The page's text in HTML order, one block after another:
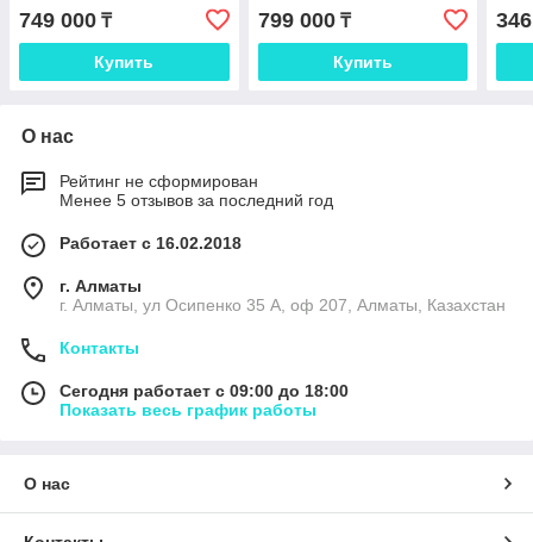
749 000 ₸
Купить
799 000₸
Купить
О нас
Рейтинг не сформирован
Менее 5 отзывов за последний год
Работает с 16.02.2018
г. Алматы
г. Алматы, ул Осипенко 35 А, оф 207, Алматы, Казахстан
Контакты
Сегодня работает с 09:00 до 18:00
Показать весь график работы
О нас